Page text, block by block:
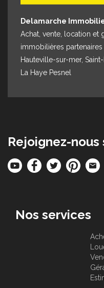
Delamarche
Achat, vente, location et
immobilières partenaires
Hauteville-sur-mer,
La Haye Pesnel
Rejoignez-nous
Nos services